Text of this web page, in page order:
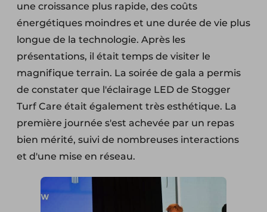
une croissance plus rapide, des coûts
énergétiques moindres et une durée de vie plus
longue de la technologie. Après les
présentations, il était temps de visiter le
magnifique terrain. La soirée de gala a permis
de constater que l'éclairage LED de Stogger
Turf Care était également très esthétique. La
première journée s'est achevée par un repas
bien mérité, suivi de nombreuses interactions
et d'une mise en réseau.